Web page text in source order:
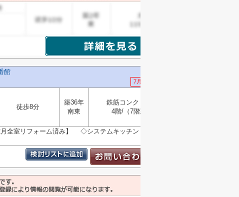
館
7月24日 値下げ
徒歩8分
築36年
南東
鉄筋コンクリート
4階/（7階建）
全室リフォーム済み】 ◇システムキッチン・ユニット